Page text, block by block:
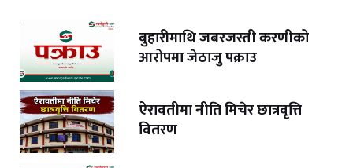
बुहारीमाथि जबरजस्ती करणीको
आरोपमा जेठाजु पक्राउ
ऐरावतीमा नीति मिचेर छात्रवृत्ति
वितरण